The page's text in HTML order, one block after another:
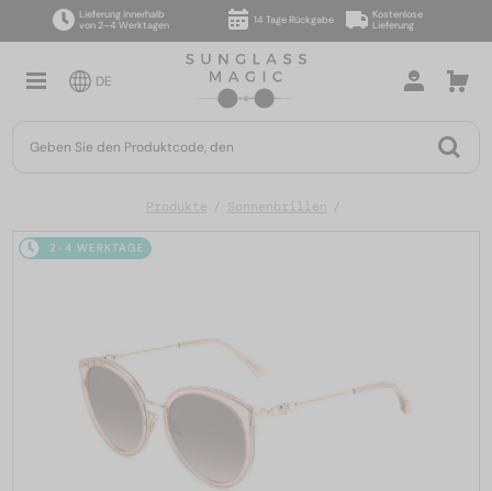
Lieferung innerhalb
von 2–4 Werktagen
14 Tage Rückgabe
Kostenlose
Lieferung
DE
Produkte Sonnenbrillen
2-4 WERKTAGE